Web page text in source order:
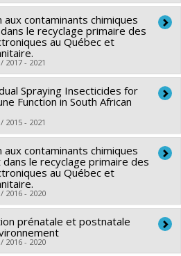
Fonds Nouvelles frontières en
Bouchard
Verner,William Fraser,Tye
Dodds
de recherche en santé du
(MOP) Subvention de
subventions de fonctionnement
contaminants chimiques
le recyclage primaire des
au Québec et
- 2021
Zayed
,Marc-André Verner
Lavoie,
de recherche Robert-Sauvé
travail
Programme de recherche
Spraying Insecticides for
Function in South African
- 2021
Chevrier
Verner
de recherche en santé du
contaminants chimiques
le recyclage primaire des
au Québec et
- 2020
,Jérôme Lavoué
prénatale et postnatale
- 2020